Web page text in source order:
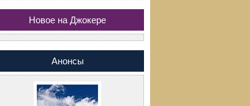
Новое на Джокере
Анонсы